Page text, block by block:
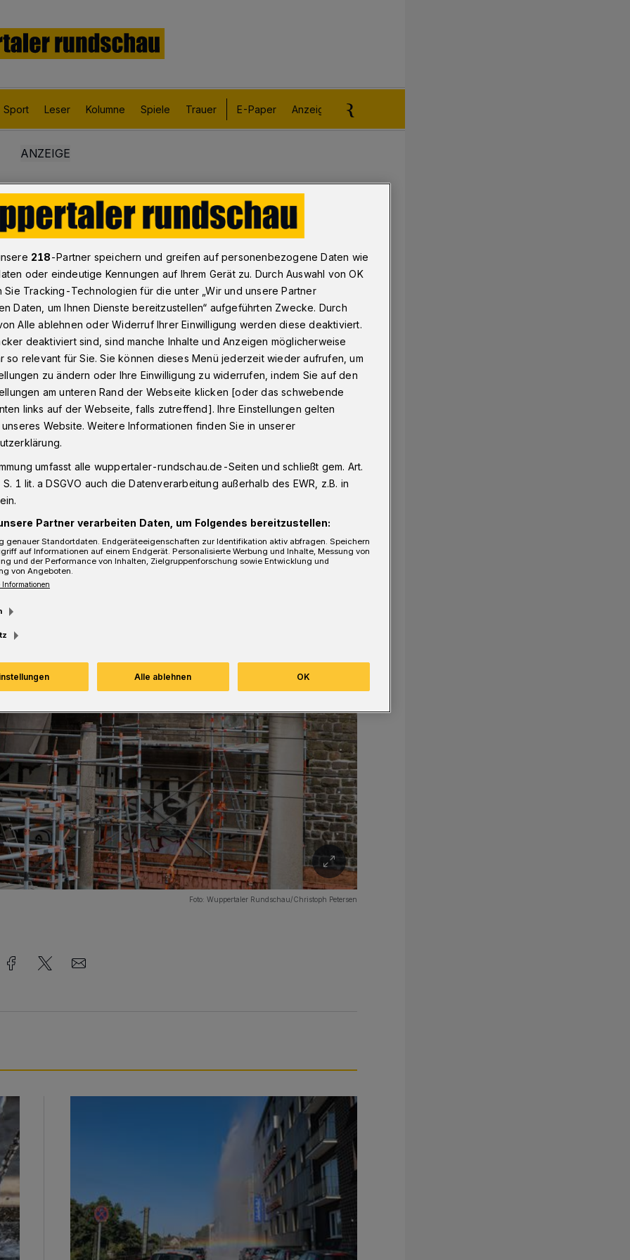
Sport Leser Kolumne Spiele Trauer E-Paper Anzeigen aufgeben
an WuppertalerBrücke Fischertal
Fischertal
1/19
Foto: Wuppertaler Rundschau/Christoph Petersen
218-Partner speichern und greifen auf personenbezogene Daten wie
oder eindeutige Kennungen auf Ihrem Gerät zu. Durch Auswahl von OK
Sie Tracking-Technologien für die unter „Wir und unsere Partner
Daten, um Ihnen Dienste bereitzustellen“ aufgeführten Zwecke. Durch
Alle ablehnen oder Widerruf Ihrer Einwilligung werden diese deaktiviert.
deaktiviert sind, sind manche Inhalte und Anzeigen möglicherweise
so relevant für Sie. Sie können dieses Menü jederzeit wieder aufrufen, um
zu ändern oder Ihre Einwilligung zu widerrufen, indem Sie auf den
am unteren Rand der Webseite klicken [oder das schwebende
links auf der Webseite, falls zutreffend]. Ihre Einstellungen gelten
Website. Weitere Informationen finden Sie in unserer
umfasst alle wuppertaler-rundschau.de-Seiten und schließt gem. Art.
1 lit. a DSGVO auch die Datenverarbeitung außerhalb des EWR, z.B. in
Partner verarbeiten Daten, um Folgendes bereitzustellen:
genauer Standortdaten. Endgeräteeigenschaften zur Identifikation aktiv abfragen. Speichern
auf Informationen auf einem Endgerät. Personalisierte Werbung und Inhalte, Messung von
und der Performance von Inhalten, Zielgruppenforschung sowie Entwicklung und
von Angeboten.
Alle ablehnen OK